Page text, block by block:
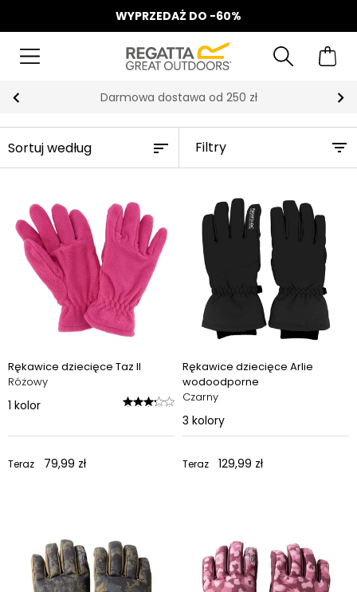
WYPRZEDAŻ DO -60%
Darmowa dostawa od 250 zł
Filtry
Rękawice dziecięce Taz II
Różowy
1 kolor
Teraz 79,99 zł
Rękawice dziecięce Arlie
wodoodporne
Czarny
3 kolory
Teraz 129,99 zł